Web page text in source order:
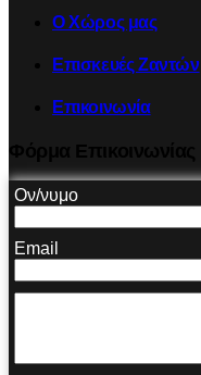
Ο Χώρος μας
Επισκευές Ζαντών
Επικοινωνία
Ον/νυμο
Email